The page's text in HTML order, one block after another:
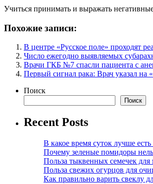
Учиться принимать и выражать
Похожие записи:
В центре «Русское поле» проходят
Число ежегодно выявляемых
Врачи ГКБ №7 спасли пациента с
Первый сигнал рака: Врач указал
Поиск
Поиск
Recent Posts
В какое время суток лучше
Почему зеленые помидоры
Польза тыквенных семечек для
Польза свежих огурцов для
Как правильно варить свеклу